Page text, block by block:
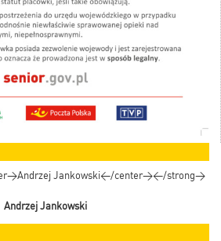
Andrzej Jankowski